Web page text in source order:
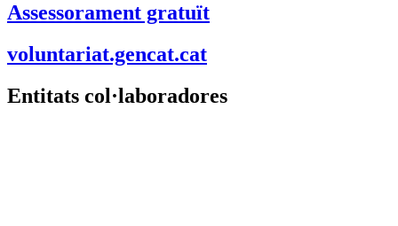
Assessorament gratuït
voluntariat.gencat.cat
Entitats col·laboradores